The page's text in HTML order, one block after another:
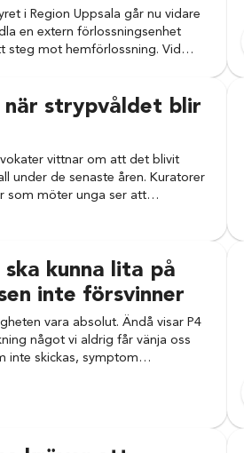
i Region Uppsala går nu vidare
en extern förlossningsenhet
steg mot hemförlossning. Vid…
när strypvåldet blir
vittnar om att det blivit
under de senaste åren. Kuratorer
som möter unga ser att…
kunna lita på
inte försvinner
vara absolut. Ändå visar P4
något vi aldrig får vänja oss
inte skickas, symptom…